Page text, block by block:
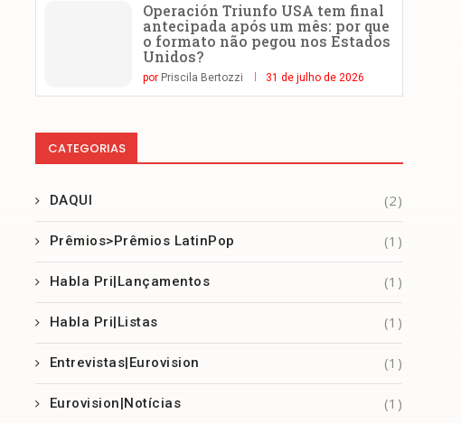
Operación Triunfo USA tem final
antecipada após um mês: por que
o formato não pegou nos Estados
Unidos?
por Priscila Bertozzi 31 de julho de 2026
CATEGORIAS
DAQUI (2)
Prêmios>Prêmios LatinPop (1)
Habla Pri|Lançamentos (1)
Habla Pri|Listas (1)
Entrevistas|Eurovision (1)
Eurovision|Notícias (1)